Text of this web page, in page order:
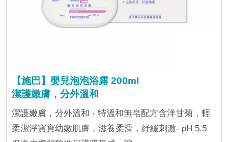
【施巴】嬰兒泡泡浴露 200ml
潔護嫩膚，分外溫和
潔護嫩膚，分外溫和 - 特溫和無皂配方含洋甘菊，輕
柔潔淨寶寶幼嫩肌膚，滋養柔滑，紓緩刺激- pH 5.5